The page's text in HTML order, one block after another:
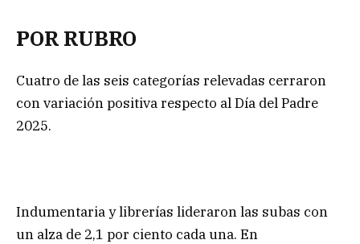
POR RUBRO
Cuatro de las seis categorías relevadas cerraron
con variación positiva respecto al Día del Padre
2025.
Indumentaria y librerías lideraron las subas con
un alza de 2,1 por ciento cada una. En